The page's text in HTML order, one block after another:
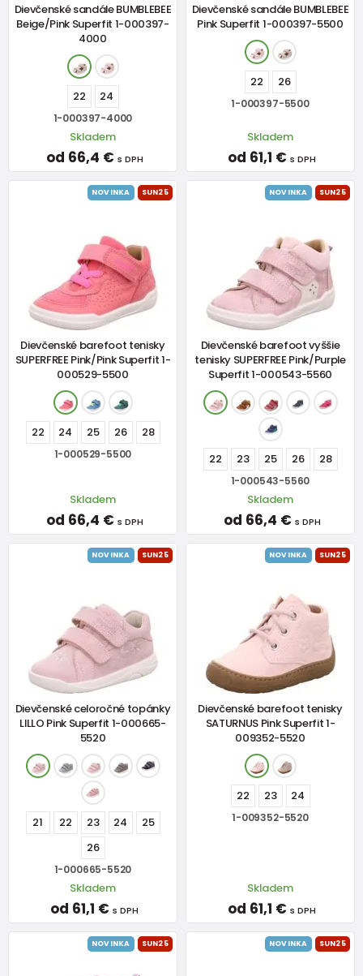
Dievčenské sandále BUMBLEBEE
Beige/Pink Superfit 1-000397-
4000
22 24
1-000397-4000
Skladem
od 66,4 € s DPH
Dievčenské sandále BUMBLEBEE
Pink Superfit 1-000397-5500
22 26
1-000397-5500
Skladem
od 61,1 € s DPH
NOVINKA SUN25
Dievčenské barefoot tenisky
SUPERFREE Pink/Pink Superfit 1-
000529-5500
22 24 25 26 28
1-000529-5500
Skladem
od 66,4 € s DPH
NOVINKA SUN25
Dievčenské barefoot vyššie
tenisky SUPERFREE Pink/Purple
Superfit 1-000543-5560
22 23 25 26 28
1-000543-5560
Skladem
od 66,4 € s DPH
NOVINKA SUN25
Dievčenské celoročné topánky
LILLO Pink Superfit 1-000665-
5520
21 22 23 24
25
26
1-000665-5520
Skladem
od 61,1 € s DPH
NOVINKA SUN25
Dievčenské barefoot tenisky
SATURNUS Pink Superfit 1-
009352-5520
22 23 24
1-009352-5520
Skladem
od 61,1 € s DPH
NOVINKA SUN25 NOVINKA SUN25